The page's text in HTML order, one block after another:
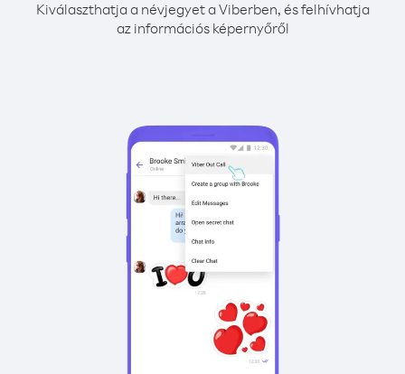
Kiválaszthatja a névjegyet a Viberben, és felhívhatja
az információs képernyőről